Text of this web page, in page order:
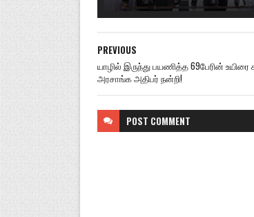
PREVIOUS
யாழில் இருந்து பயணித்த 69பேரின் உயிரை
அரசாங்க அதிபர் நன்றி!
POST COMMENT